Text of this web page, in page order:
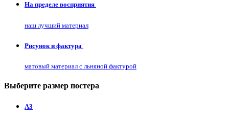
На пределе восприятия
наш лучший материал
Рисунок и фактура
матовый материал с льняной фактурой
Выберите размер постера
А3